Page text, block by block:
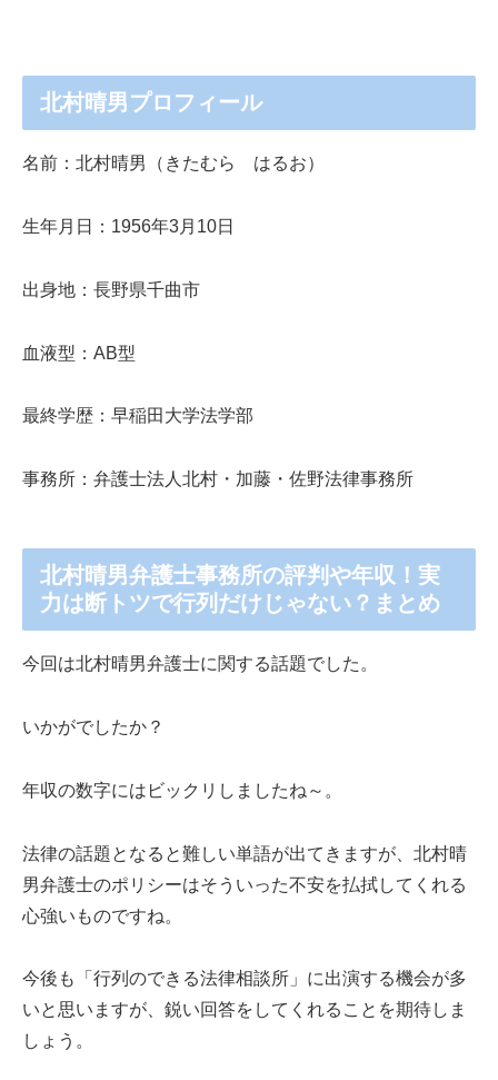
北村晴男プロフィール
名前：北村晴男（きたむら はるお）
生年月日： 1956年3月 10日
出身地：長野県千曲市
血液型： AB型
最終学歴：早稲田大学法学部
事務所：弁護士法人北村・加藤・佐野法律事務所
北村晴男弁護士事務所の評判や年収！実
力は断トツで行列だけじゃない？まとめ
今回は北村晴男弁護士に関する話題でした。
いかがでしたか？
年収の数字にはビックリしましたね～。
法律の話題となると難しい単語が出てきますが、北村晴
男弁護士のポリシーはそういった不安を払拭してくれる
心強いものですね。
今後も「行列のできる法律相談所」に出演する機会が多
いと思いますが、鋭い回答をしてくれることを期待しま
しょう。